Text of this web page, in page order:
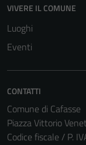
VIVERE IL COMUNE
Luoghi
Eventi
CONTATTI
Comune di Cafasse
Piazza Vittorio
Codice fiscale / P.